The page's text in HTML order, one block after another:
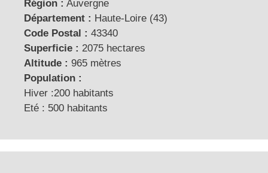
Région : Auvergne
Département : Haute-Loire (43)
Code Postal : 43340
Superficie : 2075 hectares
Altitude : 965 mètres
Population :
Hiver :200 habitants
Eté : 500 habitants